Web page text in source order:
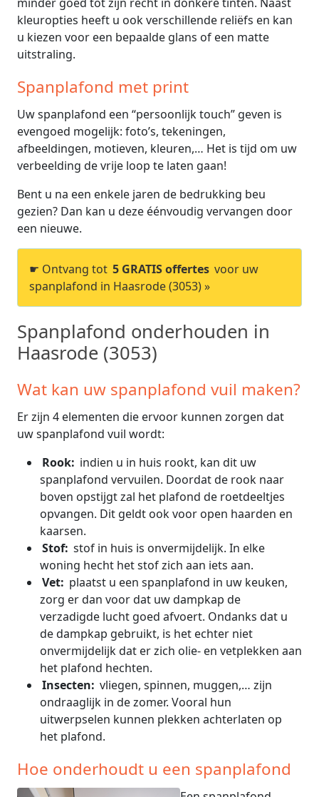
kleuropties heeft u ook verschillende reliëfs en kan
u kiezen voor een bepaalde glans of een matte
uitstraling.
Spanplafond met print
Uw spanplafond een “persoonlijk touch” geven is
evengoed mogelijk: foto’s, tekeningen,
afbeeldingen, motieven, kleuren,… Het is tijd om uw
verbeelding de vrije loop te laten gaan!
Bent u na een enkele jaren de bedrukking beu
gezien? Dan kan u deze éénvoudig vervangen door
een nieuwe.
☛ Ontvang tot 5 GRATIS offertes voor uw
spanplafond in Haasrode (3053) »
Spanplafond onderhouden in
Haasrode (3053)
Wat kan uw spanplafond vuil maken?
Er zijn 4 elementen die ervoor kunnen zorgen dat
uw spanplafond vuil wordt:
Rook: indien u in huis rookt, kan dit uw
spanplafond vervuilen. Doordat de rook naar
boven opstijgt zal het plafond de roetdeeltjes
opvangen. Dit geldt ook voor open haarden en
kaarsen.
Stof: stof in huis is onvermijdelijk. In elke
woning hecht het stof zich aan iets aan.
Vet: plaatst u een spanplafond in uw keuken,
zorg er dan voor dat uw dampkap de
verzadigde lucht goed afvoert. Ondanks dat u
de dampkap gebruikt, is het echter niet
onvermijdelijk dat er zich olie- en vetplekken aan
het plafond hechten.
Insecten: vliegen, spinnen, muggen,… zijn
ondraaglijk in de zomer. Vooral hun
uitwerpselen kunnen plekken achterlaten op
het plafond.
Hoe onderhoudt u een spanplafond